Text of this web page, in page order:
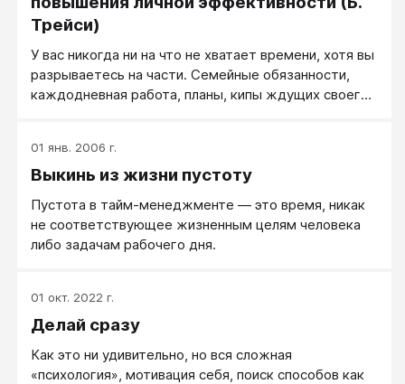
Трейси)
У вас никогда ни на что не хватает времени, хотя вы
разрываетесь на части. Семейные обязанности,
каждодневная работа, планы, кипы ждущих своего
вечно не доходят руки, и вы лишь мечтаете когда-
нибудь открыть одну из них.
01 янв. 2006 г.
Выкинь из жизни пустоту
Пустота в тайм-менеджменте — это время, никак
не соответствующее жизненным целям человека
либо задачам рабочего дня.
01 окт. 2022 г.
Делай сразу
Как это ни удивительно, но вся сложная
«психология», мотивация себя, поиск способов как